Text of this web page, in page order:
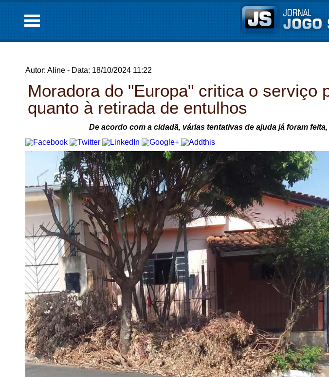
Autor: Aline - Data: 18/10/2024 11:22
Moradora do "Europa" critica o serviço
quanto à retirada de entulhos
De acordo com a cidadã, várias tentativas de ajuda já foram feita,